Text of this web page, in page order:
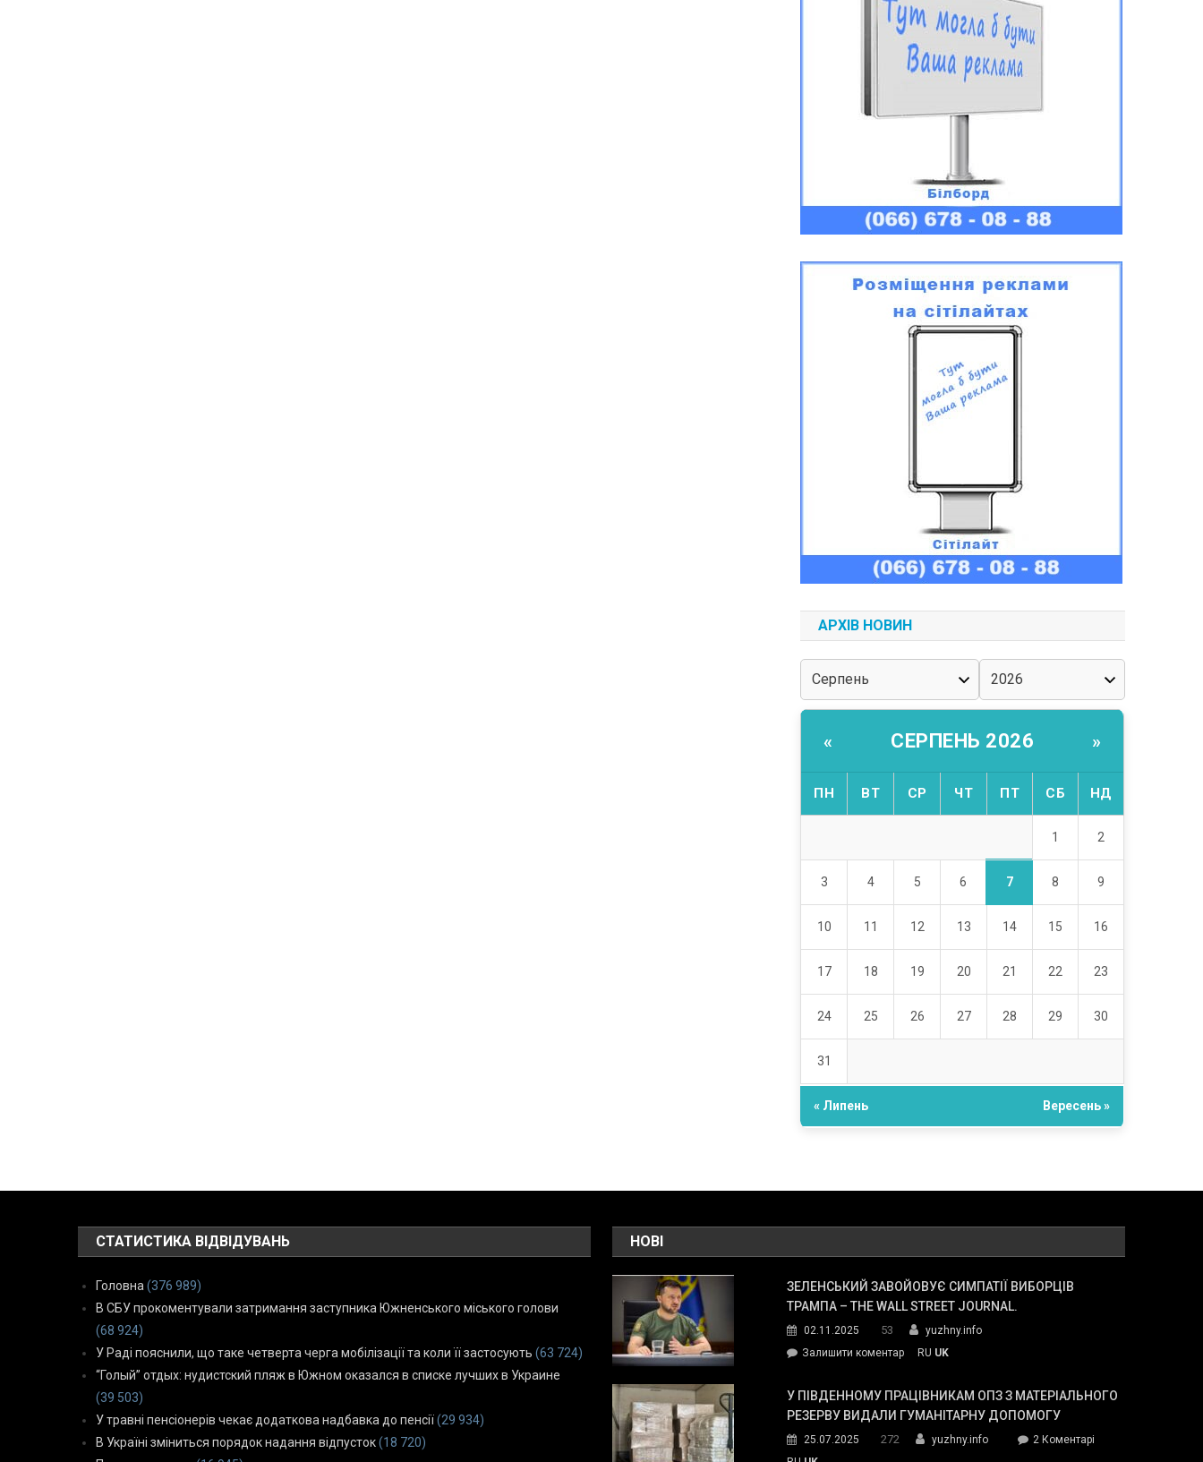
АРХІВ НОВИН
« СЕРПЕНЬ 2026 »
ПН ВТ СР ЧТ ПТ СБ НД
1 2
3 4 5 6 7 8 9
10 11 12 13 14 15 16
17 18 19 20 21 22 23
24 25 26 27 28 29 30
31
« Липень Вересень »
СТАТИСТИКА ВІДВІДУВАНЬ
Головна (376 989)
В СБУ прокоментували затримання заступника Южненського міського голови
(68 924)
У Раді пояснили, що таке четверта черга мобілізації та коли її застосують (63 724)
“Голый” отдых: нудистский пляж в Южном оказался в списке лучших в Украине
(39 503)
У травні пенсіонерів чекає додаткова надбавка до пенсії (29 934)
В Україні зміниться порядок надання відпусток (18 720)
НОВІ
ЗЕЛЕНСЬКИЙ ЗАВОЙОВУЄ СИМПАТІЇ ВИБОРЦІВ
ТРАМПА – THE WALL STREET JOURNAL.
02.11.2025 53
yuzhny.info
Залишити коментарon
завойовує
симпатії
Трампа
RU UK
У ПІВДЕННОМУ ПРАЦІВНИКАМ ОПЗ З МАТЕРІАЛЬНОГО
РЕЗЕРВУ ВИДАЛИ ГУМАНІТАРНУ ДОПОМОГУ
25.07.2025 272 yuzhny.info 2 Коментарідо